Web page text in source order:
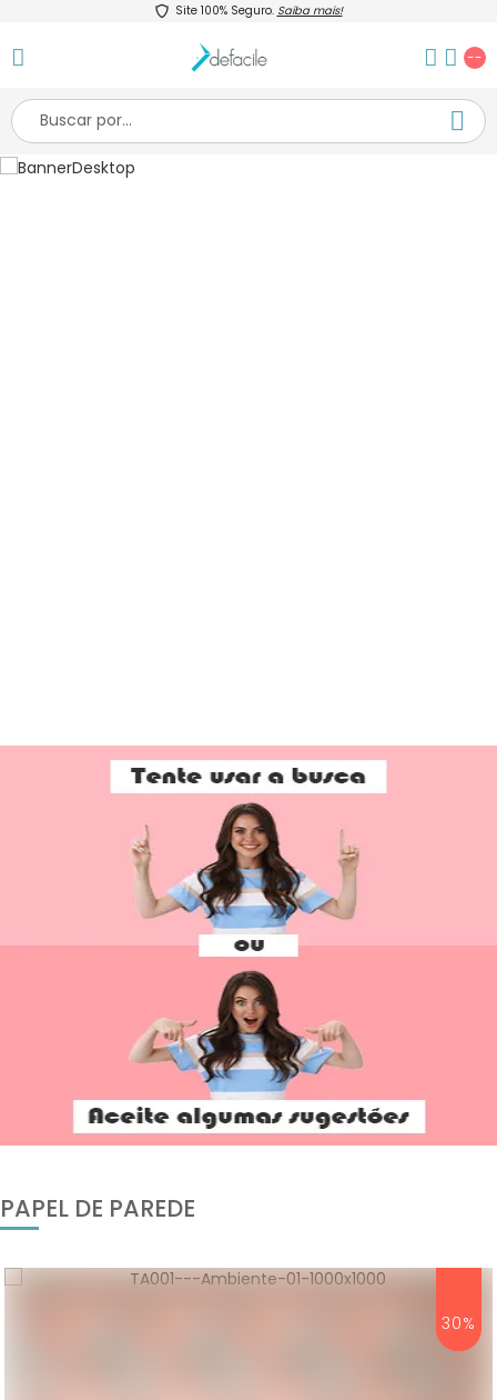
Site 100% Seguro. Saiba mais!
--
PAPEL DE PAREDE
30%